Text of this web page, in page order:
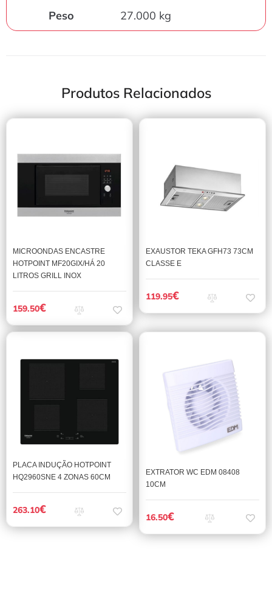
Peso 27.000 kg
Produtos Relacionados
MICROONDAS ENCASTRE
HOTPOINT MF20GIX/HÁ 20
LITROS GRILL INOX
159.50€
EXAUSTOR TEKA GFH73 73CM
CLASSE E
119.95€
PLACA INDUÇÃO HOTPOINT
HQ2960SNE 4 ZONAS 60CM
263.10€
EXTRATOR WC EDM 08408
10CM
16.50€